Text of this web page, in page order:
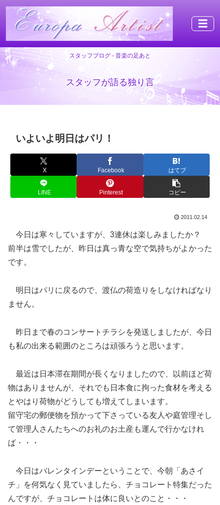
☰
スタッフブログ - 音楽の足あと
スタッフが語る独り言
いよいよ明日はパリ！
X Facebook はてブ
LINE Pinterest コピー
2011.02.14
今日は寒々していますが、3連休は楽しみましたか？
前半は雪でしたが、昨日は真っ青な空で気持ちがよかった
です。
明日はパリに戻るので、渡仏の荷造りをしなければなり
ません。
昨日まで春のコンサートチラシを発送しましたが、今日
も私の出来る範囲のところは頑張ろうと思います。
最近は日本滞在期間が長くなりましたので、以前ほど荷
物はありませんが、それでも日本食に拘った食材を考える
とやはり荷物がどうしても増えてしまいます。
留守宅の郵便物を預かって下さっている友人や庭管理そし
て管理人さんたちへのお礼のお土産も運んで行かなけれ
ば・・・
今日はバレンタインデーということで、今朝「あさイ
チ」を何気なく見ていましたら、チョコレート特集だった
んですが、チョコレートは体に良いとのこと・・・